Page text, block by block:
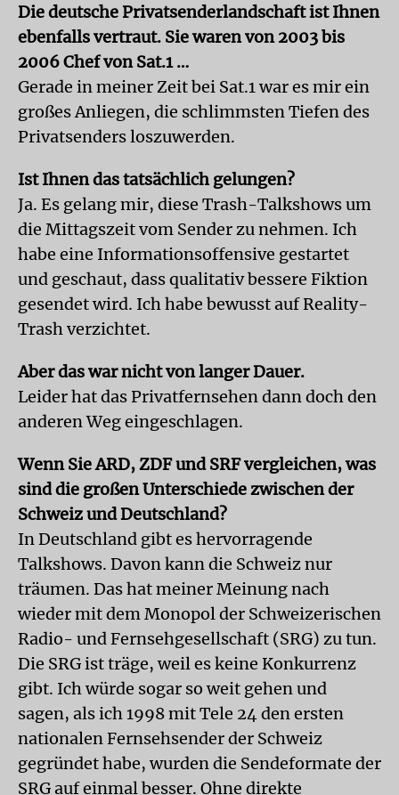
Die deutsche Privatsenderlandschaft ist Ihnen
ebenfalls vertraut. Sie waren von 2003 bis
2006 Chef von Sat.1 …
Gerade in meiner Zeit bei Sat.1 war es mir ein
großes Anliegen, die schlimmsten Tiefen des
Privatsenders loszuwerden.
Ist Ihnen das tatsächlich gelungen?
Ja. Es gelang mir, diese Trash-Talkshows um
die Mittagszeit vom Sender zu nehmen. Ich
habe eine Informationsoffensive gestartet
und geschaut, dass qualitativ bessere Fiktion
gesendet wird. Ich habe bewusst auf Reality-
Trash verzichtet.
Aber das war nicht von langer Dauer.
Leider hat das Privatfernsehen dann doch den
anderen Weg eingeschlagen.
Wenn Sie ARD, ZDF und SRF vergleichen, was
sind die großen Unterschiede zwischen der
Schweiz und Deutschland?
In Deutschland gibt es hervorragende
Talkshows. Davon kann die Schweiz nur
träumen. Das hat meiner Meinung nach
wieder mit dem Monopol der Schweizerischen
Radio- und Fernsehgesellschaft (SRG) zu tun.
Die SRG ist träge, weil es keine Konkurrenz
gibt. Ich würde sogar so weit gehen und
sagen, als ich 1998 mit Tele 24 den ersten
nationalen Fernsehsender der Schweiz
gegründet habe, wurden die Sendeformate der
SRG auf einmal besser. Ohne direkte